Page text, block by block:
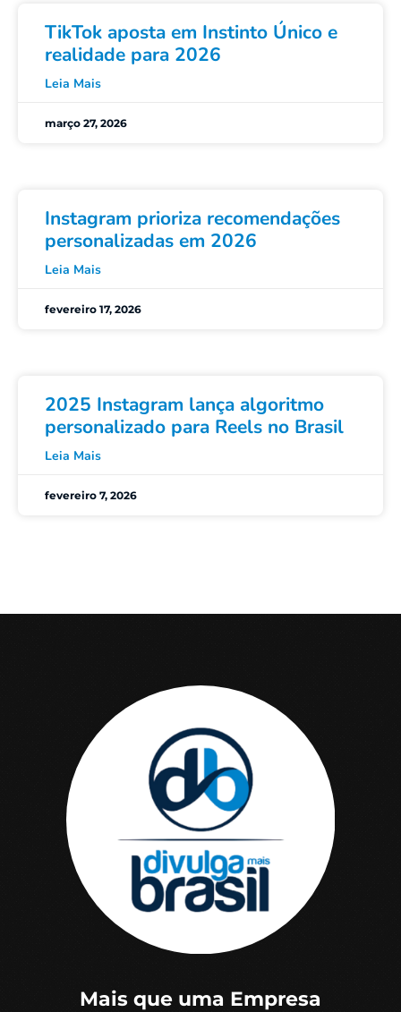
TikTok aposta em Instinto Único e
realidade para 2026
Leia Mais
março 27, 2026
Instagram prioriza recomendações
personalizadas em 2026
Leia Mais
fevereiro 17, 2026
2025 Instagram lança algoritmo
personalizado para Reels no Brasil
Leia Mais
fevereiro 7, 2026
Mais que uma Empresa